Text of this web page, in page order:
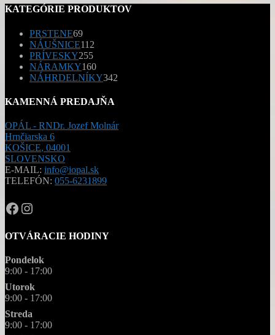
KATEGÓRIE PRODUKTOV
PRSTENE6969
produktov
NÁUŠNICE112
PRÍVESKY255255
produktov
NÁRAMKY160160
produktov
NÁHRDELNÍKY342
KAMENNÁ PREDAJŇA
OPÁL - RNDr. Jozef Molnár
Hrnčiarska 6
KOŠICE, 04001
SLOVENSKO
E-MAIL: info@iopal.sk
TELEFÓN: 055-6231899
OPAL.drahokamy
opal.drahokamy
OTVÁRACIE HODINY
Pondelok
9:00 - 17:00
Utorok
9:00 - 17:00
Streda
9:00 - 17:00